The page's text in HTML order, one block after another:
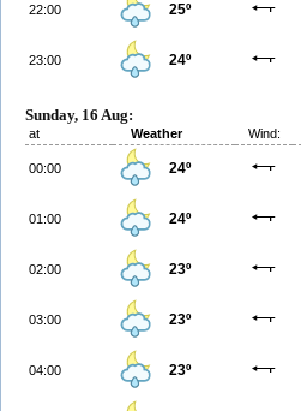
22:00 25º
23:00 24º
Sunday, 16 Aug:
at Weather Wind:
00:00 24º
01:00 24º
02:00 23º
03:00 23º
04:00 23º